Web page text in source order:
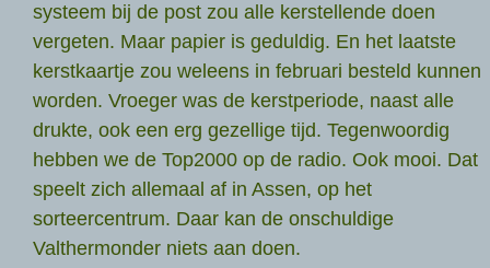
systeem bij de post zou alle kerstellende doen
vergeten. Maar papier is geduldig. En het laatste
kerstkaartje zou weleens in februari besteld kunnen
worden. Vroeger was de kerstperiode, naast alle
drukte, ook een erg gezellige tijd. Tegenwoordig
hebben we de Top2000 op de radio. Ook mooi. Dat
speelt zich allemaal af in Assen, op het
sorteercentrum. Daar kan de onschuldige
Valthermonder niets aan doen.